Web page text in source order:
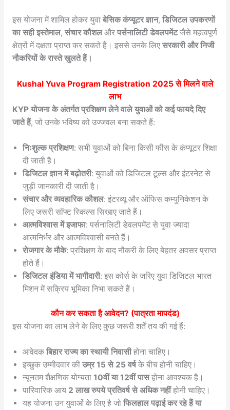
इस योजना में शामिल होकर युवा बेसिक कंप्यूटर ज्ञान, डिजिटल उपकरणों
का सही इस्तेमाल, संचार कौशलऔर पर्सनालिटी डेवलपमेंटजैसे महत्वपूर्ण
क्षेत्रों में दक्षता प्राप्त कर सकते हैं। इससे उनके लिए सरकारी और निजी
नौकरियों के रास्ते खुलते हैं।
Kushal Yuva Program Registration 2025से मिलने वाले
लाभ
KYP योजना के अंतर्गत प्रशिक्षण लेने वाले युवाओं को कई फायदे दिए
जाते हैं, जो उनके भविष्य को उज्जवल बना सकते हैं:
निःशुल्क प्रशिक्षण: सभी युवाओं को बिना किसी फीस के कंप्यूटर शिक्षा
दी जाती है।
डिजिटल ज्ञान में बढ़ोतरी: युवाओं को डिजिटल टूल्स और इंटरनेट से
जुड़ी जानकारी दी जाती है।
संचार और व्यवहारिक कौशल: इंटरव्यू और ऑफिस कम्युनिकेशन के
लिए जरूरी सॉफ्ट स्किल्स सिखाए जाते हैं।
आत्मविश्वास में इजाफा: पर्सनालिटी डेवलपमेंट से युवा ज्यादा
आत्मनिर्भर और आत्मविश्वासी बनते हैं।
रोजगार के मौके: प्रशिक्षण के बाद नौकरी के लिए बेहतर अवसर प्राप्त
होते हैं।
डिजिटल इंडिया में भागीदारी: इस कोर्स के जरिए युवा डिजिटल भारत
मिशन में सक्रिय भूमिका निभा सकते हैं।
कौन कर सकता है आवेदन? (पात्रता मापदंड)
इस योजना का लाभ लेने के लिए कुछ जरूरी शर्तें तय की गई हैं:
आवेदक बिहार राज्य का स्थायी निवासीहोना चाहिए।
इच्छुक उम्मीदवार की उम्र 15 से 25 वर्षके बीच होनी चाहिए।
न्यूनतम शैक्षणिक योग्यता 10वीं या 12वीं पासहोना आवश्यक है।
पारिवारिक आय 2 लाख रुपये प्रतिवर्ष से अधिक नहींहोनी चाहिए।
यह योजना उन युवाओं के लिए है जो फिलहाल पढ़ाई कर रहे हैं या